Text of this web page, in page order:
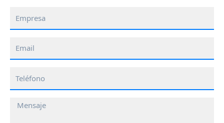
Email
Teléfono
Mensaje